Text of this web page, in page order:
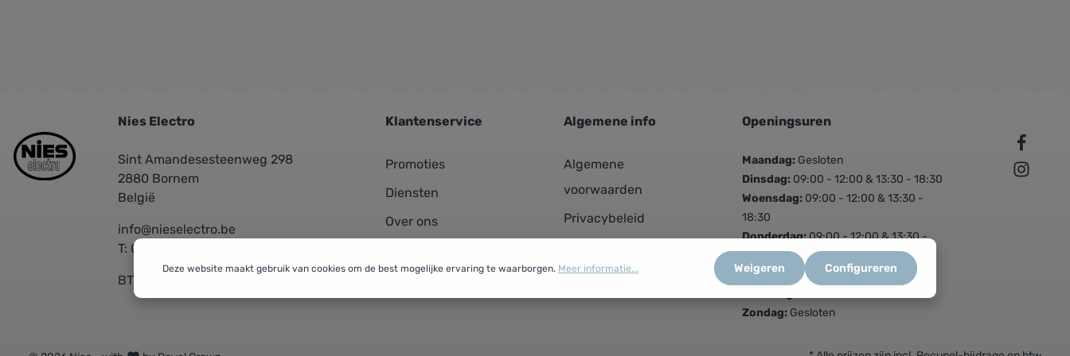
Nies Electro
Sint Amandesesteenweg 298
2880 Bornem
België
info@nieselectro.be
T: 03/889.06.30
BTW: BE 0437576601
Klantenservice
Promoties
Diensten
Over ons
Algemene info
Algemene
voorwaarden
Privacybeleid
Openingsuren
Maandag: Gesloten
Dinsdag: 09:00 - 12:00 & 13:30 - 18:30
Woensdag: 09:00 - 12:00 & 13:30 -
18:30
Donderdag:09:00 - 12:00 & 13:30 -
18:30
Vrijdag: 09:00 - 12:00 & 13:30 - 18:30
Zondag: Gesloten
Deze website maakt gebruik van cookies om de best mogelijke ervaring te waarborgen. Meer informatie... Weigeren Configureren